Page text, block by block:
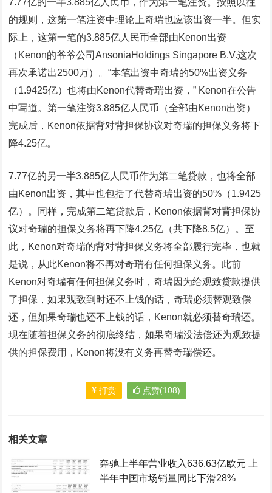
7.77亿的一半3.885亿人民币，作为第一笔注资。按照以往
的规则，这第一笔注资中理论上奇瑞也应该出资一半。但实
际上，这第一笔的3.885亿人民币全部由Kenon出资
（Kenon的爷爷公司AnsoniaHoldings Singapore B.V.这次
再次承诺出2500万）。“本笔出资中奇瑞的50%出资义务
（1.9425亿）也将由Kenon代替奇瑞出资，” Kenon在公告
中写道。第一笔注资3.885亿人民币（全部由Kenon出资）
完成后，Kenon依据背对背担保协议对奇瑞的担保义务将下
降4.25亿。
7.77亿的另一半3.885亿人民币作为第二笔贷款，也将全部
由Kenon出资，其中也包括了代替奇瑞出资的50%（1.9425
亿）。同样，完成第二笔贷款后，Kenon依据背对背担保协
议对奇瑞的担保义务将再下降4.25亿（共下降8.5亿）。至
此，Kenon对奇瑞的背对背担保义务将全部履行完毕，也就
是说，从此Kenon将不再对奇瑞有任何担保义务。此前
Kenon对奇瑞有任何担保义务时，奇瑞因为给观致贷款提供
了担保，如果观致到时还不上钱的话，奇瑞必须替观致偿
还，但如果奇瑞也还不上钱的话，Kenon就必须替奇瑞还。
现在随着担保义务的彻底终结，如果奇瑞没法偿还为观致提
供的担保费用，Kenon将没有义务再替奇瑞偿还。
打赏 点赞(108)
相关文章
奔驰上半年营业收入636.63亿欧元 上
半年中国市场销量同比下滑28%